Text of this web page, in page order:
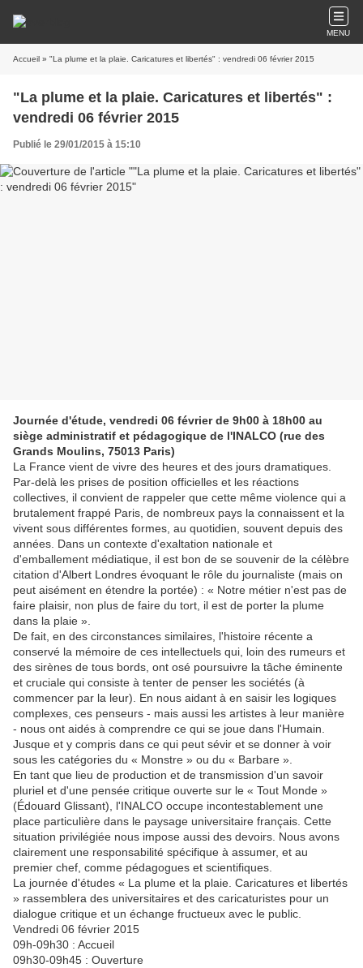
MENU
Accueil » "La plume et la plaie. Caricatures et libertés" : vendredi 06 février 2015
"La plume et la plaie. Caricatures et libertés" :
vendredi 06 février 2015
Publié le 29/01/2015 à 15:10
Journée d'étude, vendredi 06 février de 9h00 à 18h00 au
siège administratif et pédagogique de l'INALCO (rue des
Grands Moulins, 75013 Paris)
La France vient de vivre des heures et des jours dramatiques.
Par-delà les prises de position officielles et les réactions
collectives, il convient de rappeler que cette même violence qui a
brutalement frappé Paris, de nombreux pays la connaissent et la
vivent sous différentes formes, au quotidien, souvent depuis des
années. Dans un contexte d'exaltation nationale et
d'emballement médiatique, il est bon de se souvenir de la célèbre
citation d'Albert Londres évoquant le rôle du journaliste (mais on
peut aisément en étendre la portée) : « Notre métier n'est pas de
faire plaisir, non plus de faire du tort, il est de porter la plume
dans la plaie ».
De fait, en des circonstances similaires, l'histoire récente a
conservé la mémoire de ces intellectuels qui, loin des rumeurs et
des sirènes de tous bords, ont osé poursuivre la tâche éminente
et cruciale qui consiste à tenter de penser les sociétés (à
commencer par la leur). En nous aidant à en saisir les logiques
complexes, ces penseurs - mais aussi les artistes à leur manière
- nous ont aidés à comprendre ce qui se joue dans l'Humain.
Jusque et y compris dans ce qui peut sévir et se donner à voir
sous les catégories du « Monstre » ou du « Barbare ».
En tant que lieu de production et de transmission d'un savoir
pluriel et d'une pensée critique ouverte sur le « Tout Monde »
(Édouard Glissant), l'INALCO occupe incontestablement une
place particulière dans le paysage universitaire français. Cette
situation privilégiée nous impose aussi des devoirs. Nous avons
clairement une responsabilité spécifique à assumer, et au
premier chef, comme pédagogues et scientifiques.
La journée d'études « La plume et la plaie. Caricatures et libertés
» rassemblera des universitaires et des caricaturistes pour un
dialogue critique et un échange fructueux avec le public.
Vendredi 06 février 2015
09h-09h30 : Accueil
09h30-09h45 : Ouverture